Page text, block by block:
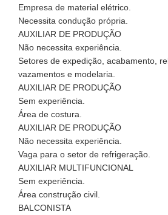
Empresa de material elétrico.
Necessita condução própria.
AUXILIAR DE PRODUÇÃO
Não necessita experiência.
Setores de expedição, acabamento,
vazamentos e modelaria.
AUXILIAR DE PRODUÇÃO
Sem experiência.
Área de costura.
AUXILIAR DE PRODUÇÃO
Não necessita experiência.
Vaga para o setor de refrigeração.
AUXILIAR MULTIFUNCIONAL
Sem experiência.
Área construção civil.
BALCONISTA